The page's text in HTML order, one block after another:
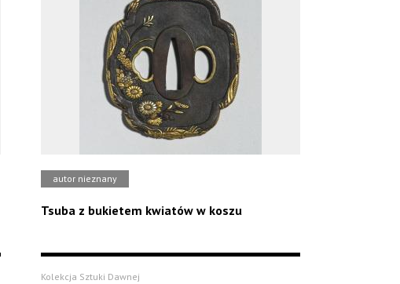
autor nieznany
Tsuba z bukietem kwiatów w koszu
Kolekcja Sztuki Dawnej